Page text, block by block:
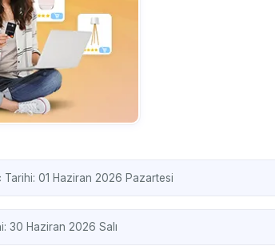
Tarihi: 01 Haziran 2026 Pazartesi
30 Haziran 2026 Salı